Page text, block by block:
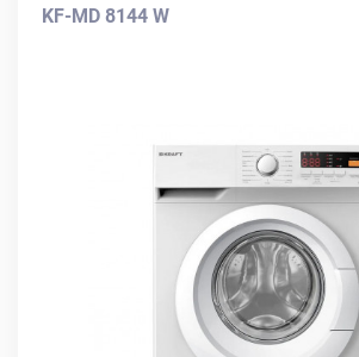
KF-MD 8144 W